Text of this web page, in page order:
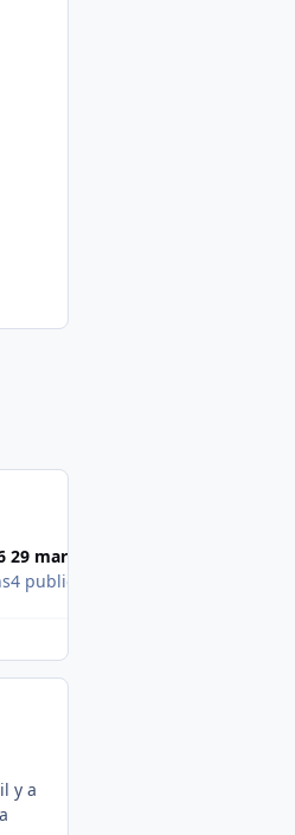
29 mars 2006
4 publications
y a